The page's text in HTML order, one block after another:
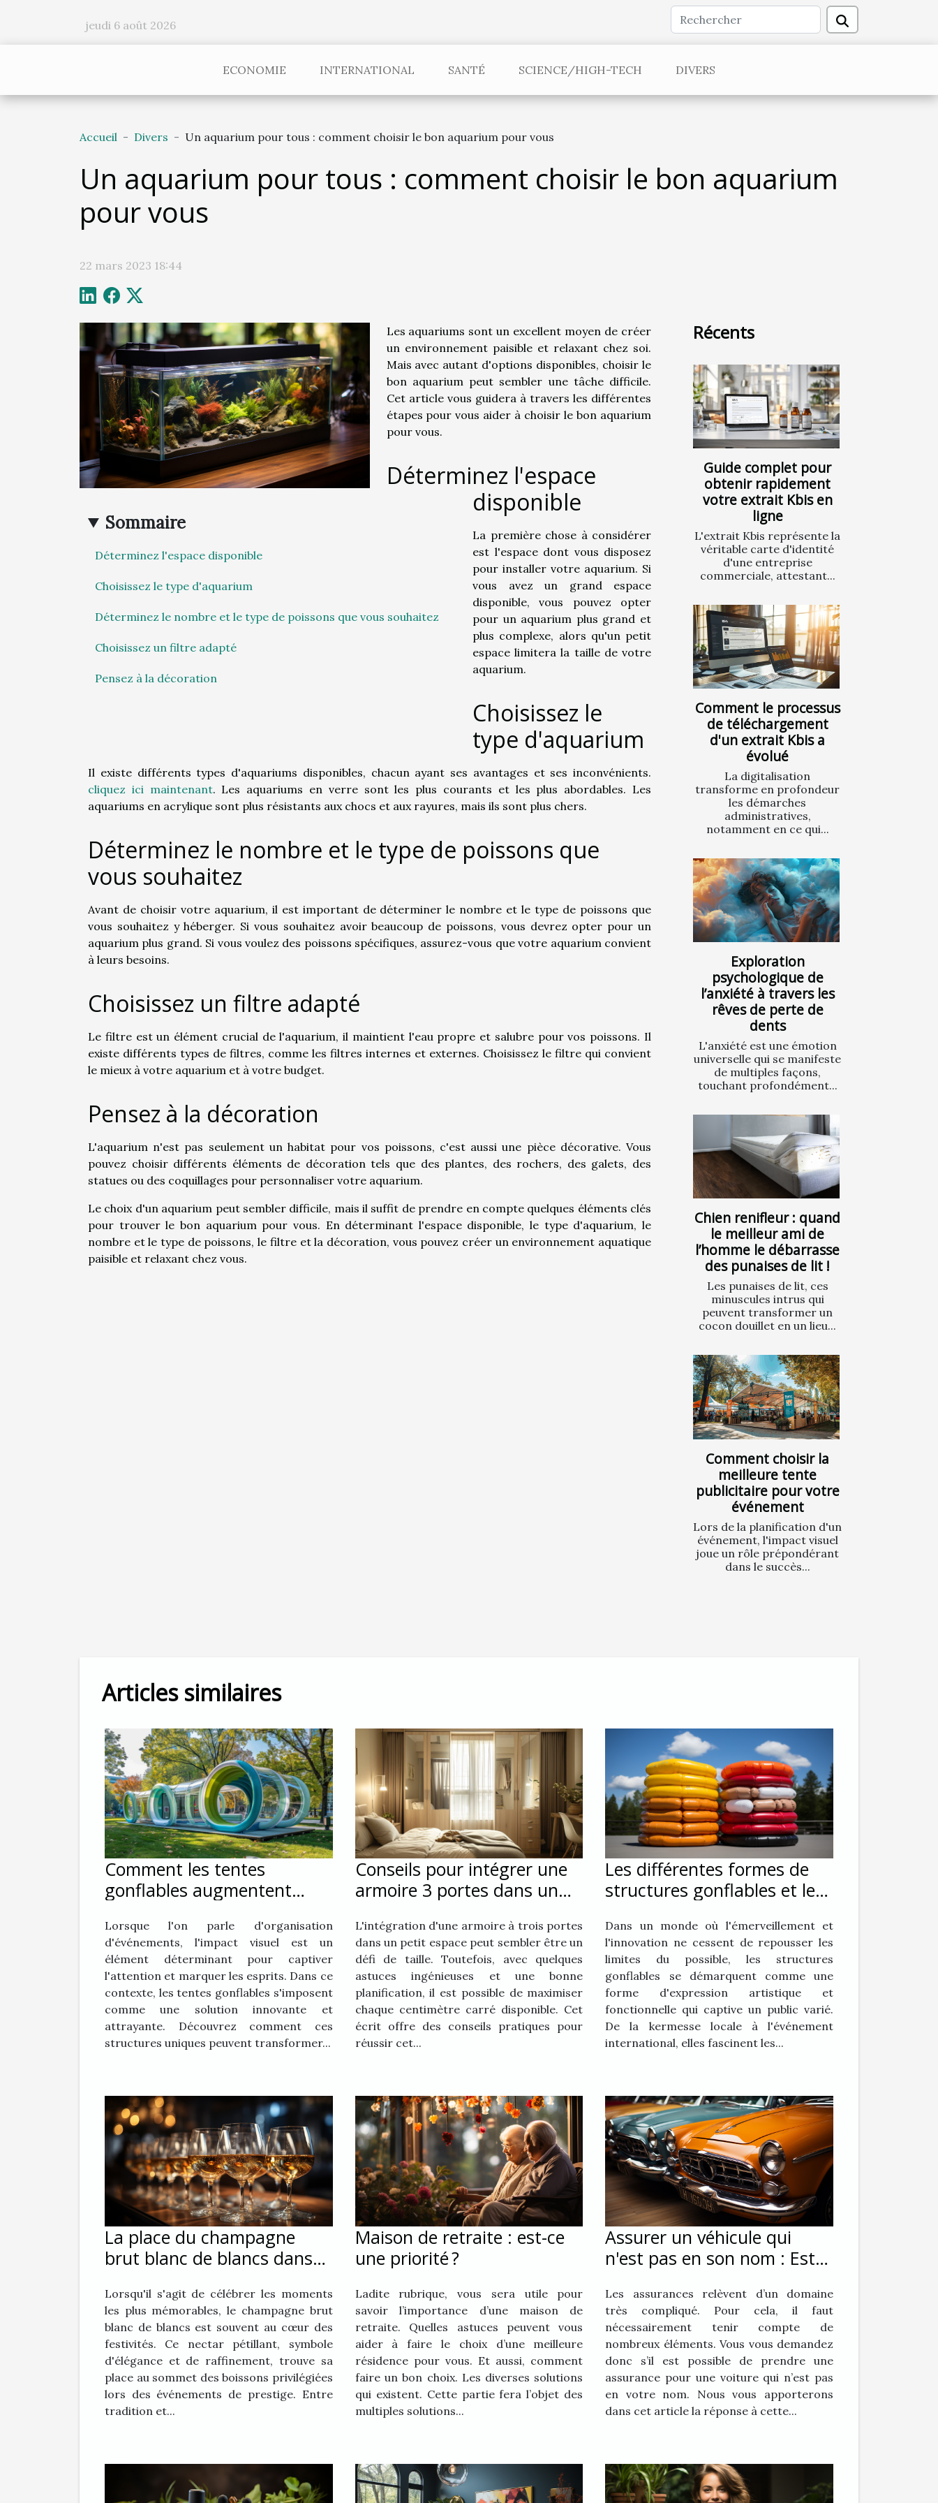
jeudi 6 août 2026
ECONOMIE INTERNATIONAL SANTÉ SCIENCE/HIGH-TECH DIVERS
Accueil Divers Un aquarium pour tous : comment choisir le bon aquarium pour vous
Un aquarium pour tous : comment choisir le bon aquarium
pour vous
22 mars 2023 18:44
Sommaire
Déterminez l'espace disponible
Choisissez le type d'aquarium
Déterminez le nombre et le type de poissons que vous souhaitez
Choisissez un filtre adapté
Pensez à la décoration
Les aquariums sont un excellent moyen de créer
un environnement paisible et relaxant chez soi.
Mais avec autant d'options disponibles, choisir le
bon aquarium peut sembler une tâche difficile.
Cet article vous guidera à travers les différentes
étapes pour vous aider à choisir le bon aquarium
pour vous.
Déterminez l'espace
disponible
La première chose à considérer
est l'espace dont vous disposez
pour installer votre aquarium. Si
vous avez un grand espace
disponible, vous pouvez opter
pour un aquarium plus grand et
plus complexe, alors qu'un petit
espace limitera la taille de votre
aquarium.
Choisissez le
type d'aquarium
Il existe différents types d'aquariums disponibles, chacun ayant ses avantages et ses inconvénients.
cliquez ici maintenant. Les aquariums en verre sont les plus courants et les plus abordables. Les
aquariums en acrylique sont plus résistants aux chocs et aux rayures, mais ils sont plus chers.
Déterminez le nombre et le type de poissons que
vous souhaitez
Avant de choisir votre aquarium, il est important de déterminer le nombre et le type de poissons que
vous souhaitez y héberger. Si vous souhaitez avoir beaucoup de poissons, vous devrez opter pour un
aquarium plus grand. Si vous voulez des poissons spécifiques, assurez-vous que votre aquarium convient
à leurs besoins.
Choisissez un filtre adapté
Le filtre est un élément crucial de l'aquarium, il maintient l'eau propre et salubre pour vos poissons. Il
existe différents types de filtres, comme les filtres internes et externes. Choisissez le filtre qui convient
le mieux à votre aquarium et à votre budget.
Pensez à la décoration
L'aquarium n'est pas seulement un habitat pour vos poissons, c'est aussi une pièce décorative. Vous
pouvez choisir différents éléments de décoration tels que des plantes, des rochers, des galets, des
statues ou des coquillages pour personnaliser votre aquarium.
Le choix d'un aquarium peut sembler difficile, mais il suffit de prendre en compte quelques éléments clés
pour trouver le bon aquarium pour vous. En déterminant l'espace disponible, le type d'aquarium, le
nombre et le type de poissons, le filtre et la décoration, vous pouvez créer un environnement aquatique
paisible et relaxant chez vous.
Récents
Guide complet pour
obtenir rapidement
votre extrait Kbis en
ligne
L'extrait Kbis représente la
véritable carte d'identité
d'une entreprise
commerciale, attestant...
Comment le processus
de téléchargement
d'un extrait Kbis a
évolué
La digitalisation
transforme en profondeur
les démarches
administratives,
notamment en ce qui...
Exploration
psychologique de
l’anxiété à travers les
rêves de perte de
dents
L'anxiété est une émotion
universelle qui se manifeste
de multiples façons,
touchant profondément...
Chien renifleur : quand
le meilleur ami de
l’homme le débarrasse
des punaises de lit !
Les punaises de lit, ces
minuscules intrus qui
peuvent transformer un
cocon douillet en un lieu...
Comment choisir la
meilleure tente
publicitaire pour votre
événement
Lors de la planification d'un
événement, l'impact visuel
joue un rôle prépondérant
dans le succès...
Articles similaires
Comment les tentes
gonflables augmentent
d'événements
Lorsque l'on parle d'organisation
d'événements, l'impact visuel est un
élément déterminant pour captiver
l'attention et marquer les esprits. Dans ce
contexte, les tentes gonflables s'imposent
comme une solution innovante et
attrayante. Découvrez comment ces
structures uniques peuvent transformer...
Conseils pour intégrer une
armoire 3 portes dans un
L'intégration d'une armoire à trois portes
dans un petit espace peut sembler être un
défi de taille. Toutefois, avec quelques
astuces ingénieuses et une bonne
planification, il est possible de maximiser
chaque centimètre carré disponible. Cet
écrit offre des conseils pratiques pour
réussir cet...
Les différentes formes de
structures gonflables et leur
Dans un monde où l'émerveillement et
l'innovation ne cessent de repousser les
limites du possible, les structures
gonflables se démarquent comme une
forme d'expression artistique et
fonctionnelle qui captive un public varié.
De la kermesse locale à l'événement
international, elles fascinent les...
La place du champagne
brut blanc de blancs dans
Lorsqu'il s'agit de célébrer les moments
les plus mémorables, le champagne brut
blanc de blancs est souvent au cœur des
festivités. Ce nectar pétillant, symbole
d'élégance et de raffinement, trouve sa
place au sommet des boissons privilégiées
lors des événements de prestige. Entre
tradition et...
Maison de retraite : est-ce
une priorité ?
Ladite rubrique, vous sera utile pour
savoir l’importance d’une maison de
retraite. Quelles astuces peuvent vous
aider à faire le choix d’une meilleure
résidence pour vous. Et aussi, comment
faire un bon choix. Les diverses solutions
qui existent. Cette partie fera l’objet des
multiples solutions...
Assurer un véhicule qui
n'est pas en son nom : Est-
Les assurances relèvent d’un domaine
très compliqué. Pour cela, il faut
nécessairement tenir compte de
nombreux éléments. Vous vous demandez
donc s’il est possible de prendre une
assurance pour une voiture qui n’est pas
en votre nom. Nous vous apporterons
dans cet article la réponse à cette...